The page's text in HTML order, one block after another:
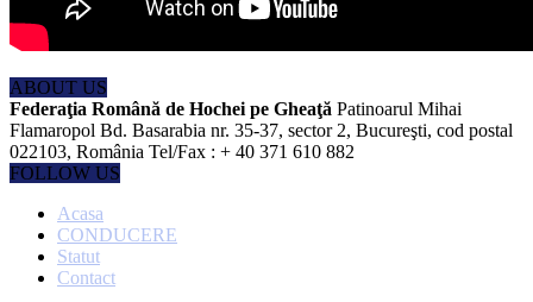
ABOUT US
Federaţia Română de Hochei pe Gheaţă Patinoarul Mihai
Flamaropol Bd. Basarabia nr. 35-37, sector 2, Bucureşti, cod postal
022103, România Tel/Fax : + 40 371 610 882
FOLLOW US
Acasa
CONDUCERE
Statut
Contact